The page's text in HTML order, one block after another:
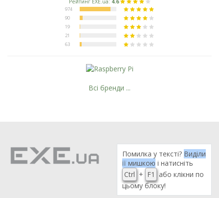
Всі бренди ...
Помилка у тексті? Виділи
її мишкою і натисніть
Ctrl + F1
або клікни по
цьому блоку!